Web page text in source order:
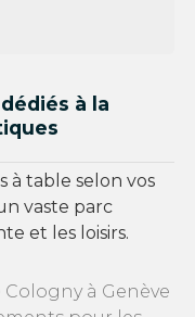
à la
à table selon vos
vaste parc
et les loisirs.
à Genève